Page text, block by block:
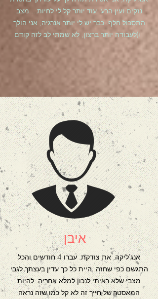
נזקים ועין הרע. עוד יותר קל לי לחיות... מצב
התסכול חלף. כבר יש לי יותר אנרגיה, אני הולך
לעבודה יותר ברצון, לא שמתי לב לזה קודם))
איבן
אנג'ליקה, את צודקת. עברו 4 חודשים והכל
התגשם כפי שחזה. היית כל כך עדין בעצתך לגבי
מצבי שלא ראיתי לנכון למלא אחריה. להיות
המאסטר של חייך זה לא קל כמו שזה נראה